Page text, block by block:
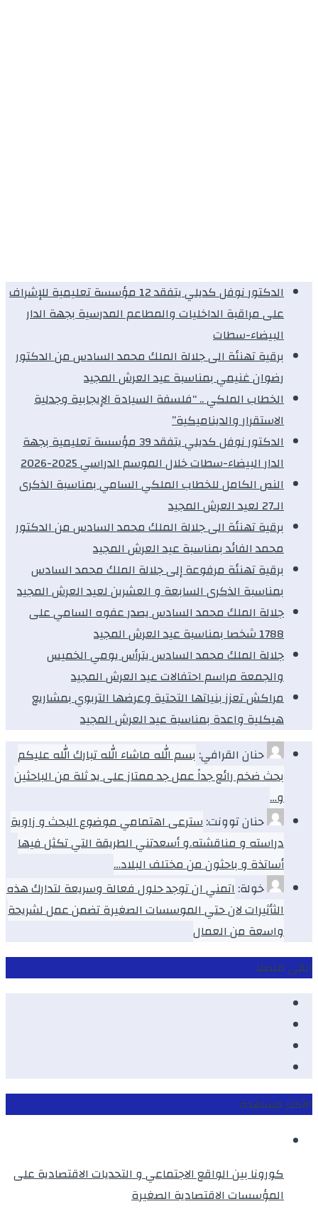
الدكتور نوفل كديلي يتفقد 12 مؤسسة تعليمية للإشراف
على مراقبة الداخليات والمطاعم المدرسية بجهة الدار
البيضاء-سطات
برقية تهنئة الى جلالة الملك محمد السادس من الدكتور
رضوان غنيمي بمناسبة عيد العرش المجيد
الخطاب الملكي .. “فلسفة السيادة الإيجابية وجدلية
الاستقرار والديناميكية”
الدكتور نوفل كديلي يتفقد 39 مؤسسة تعليمية بجهة
الدار البيضاء-سطات خلال الموسم الدراسي 2025-2026
النص الكامل للخطاب الملكي السامي بمناسبة الذكرى
الـ27 لعيد العرش المجيد
برقية تهنئة الى جلالة الملك محمد السادس من الدكتور
محمد الفائد بمناسبة عيد العرش المجيد
برقية تهنئة مرفوعة إلى جلالة الملك محمد السادس
بمناسبة الذكرى السابعة و العشرين لعيد العرش المجيد
جلالة الملك محمد السادس يصدر عفوه السامي على
1788 شخصا بمناسبة عيد العرش المجيد
جلالة الملك محمد السادس يترأس يومي الخميس
والجمعة مراسم احتفالات عيد العرش المجيد
مراكش تعزز بنياتها التحتية وعرضها التربوي بمشاريع
هيكلية واعدة بمناسبة عيد العرش المجيد
حنان القرافي: بسم الله ماشاء الله تبارك الله عليكم
بحث ضخم رائع جداً عمل جد ممتاز على يد ثلة من الباحثين
و…
حنان توونت:سترعى اهتمامي موضوع البحث و زاوية
دراسته و مناقشته.و أسعدتني الطريقة التي تكثل فيها
أساتذة و باحثون من مختلف البلاد…
خولة:اتمني ان توجد حلول فعالة وسريعة لتدارك هذه
الثأثيرات لان حتي الموسسات الصغيرة تضمن عمل لشريحة
واسعة من العمال
ابقى متصلا
الأكثر مشاهدة
كورونا بين الواقع الاجتماعي و التحديات الاقتصادية على
المؤسسات الاقتصادية الصغيرة